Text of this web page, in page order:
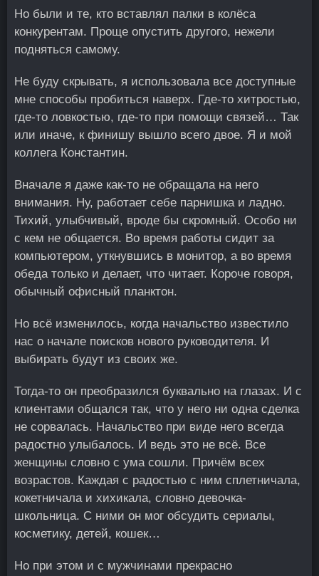
Но были и те, кто вставлял палки в колёса
конкурентам. Проще опустить другого, нежели
подняться самому.
Не буду скрывать, я использовала все доступные
мне способы пробиться наверх. Где-то хитростью,
где-то ловкостью, где-то при помощи связей… Так
или иначе, к финишу вышло всего двое. Я и мой
коллега Константин.
Вначале я даже как-то не обращала на него
внимания. Ну, работает себе парнишка и ладно.
Тихий, улыбчивый, вроде бы скромный. Особо ни
с кем не общается. Во время работы сидит за
компьютером, уткнувшись в монитор, а во время
обеда только и делает, что читает. Короче говоря,
обычный офисный планктон.
Но всё изменилось, когда начальство известило
нас о начале поисков нового руководителя. И
выбирать будут из своих же.
Тогда-то он преобразился буквально на глазах. И с
клиентами общался так, что у него ни одна сделка
не сорвалась. Начальство при виде него всегда
радостно улыбалось. И ведь это не всё. Все
женщины словно с ума сошли. Причём всех
возрастов. Каждая с радостью с ним сплетничала,
кокетничала и хихикала, словно девочка-
школьница. С ними он мог обсудить сериалы,
косметику, детей, кошек…
Но при этом и с мужчинами прекрасно